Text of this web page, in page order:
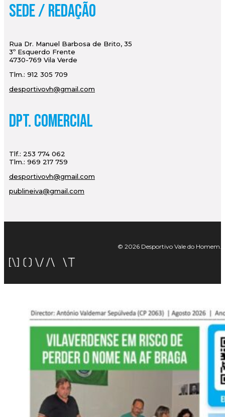
Sede / Redação
Rua Dr. Manuel Barbosa de Brito, 35
3º Esquerdo Frente
4730-769 Vila Verde
Tlm.: 912 305 709
desportivovh@gmail.com
Dpt. Comercial
Tlf.: 253 774 062
Tlm.: 969 217 759
desportivovh@gmail.com
publineiva@gmail.com
© 2026 Desportivo Vale do Homem.